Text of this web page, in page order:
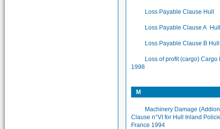
Loss Payable Clause Hull
Loss Payable Clause A
Loss Payable Clause B
Loss of profit (cargo) Cargo
1998
M
Machinery Damage
Clause n°VI for Hull Inland
France 1994